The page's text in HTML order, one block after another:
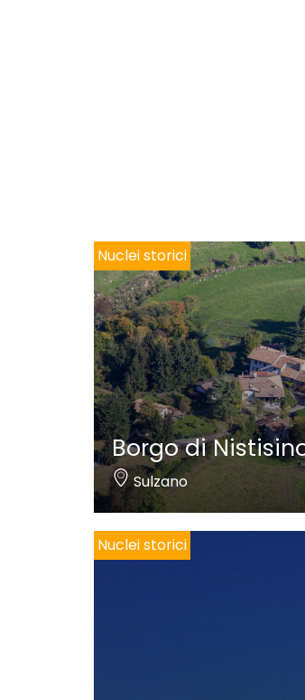
Nuclei storici
Borgo di
Sulzano
Nuclei storici